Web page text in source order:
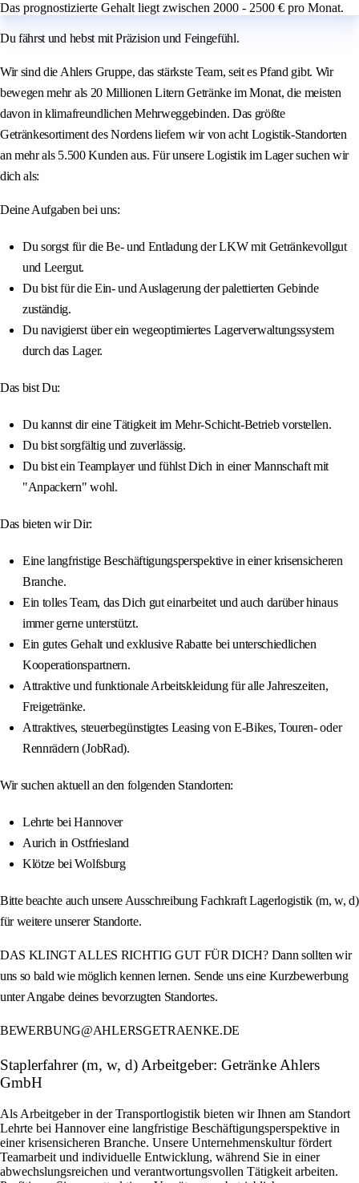
Das prognostizierte Gehalt liegt zwischen 2000 - 2500 € pro Monat.
Du fährst und hebst mit Präzision und Feingefühl.
Wir sind die Ahlers Gruppe, das stärkste Team, seit es Pfand gibt. Wir
bewegen mehr als 20 Millionen Litern Getränke im Monat, die meisten
davon in klimafreundlichen Mehrweggebinden. Das größte
Getränkesortiment des Nordens liefern wir von acht Logistik-Standorten
an mehr als 5.500 Kunden aus. Für unsere Logistik im Lager suchen wir
dich als:
Deine Aufgaben bei uns:
Du sorgst für die Be- und Entladung der LKW mit Getränkevollgut
und Leergut.
Du bist für die Ein- und Auslagerung der palettierten Gebinde
zuständig.
Du navigierst über ein wegeoptimiertes Lagerverwaltungssystem
durch das Lager.
Das bist Du:
Du kannst dir eine Tätigkeit im Mehr-Schicht-Betrieb vorstellen.
Du bist sorgfältig und zuverlässig.
Du bist ein Teamplayer und fühlst Dich in einer Mannschaft mit
"Anpackern" wohl.
Das bieten wir Dir:
Eine langfristige Beschäftigungsperspektive in einer krisensicheren
Branche.
Ein tolles Team, das Dich gut einarbeitet und auch darüber hinaus
immer gerne unterstützt.
Ein gutes Gehalt und exklusive Rabatte bei unterschiedlichen
Kooperationspartnern.
Attraktive und funktionale Arbeitskleidung für alle Jahreszeiten,
Freigetränke.
Attraktives, steuerbegünstigtes Leasing von E-Bikes, Touren- oder
Rennrädern (JobRad).
Wir suchen aktuell an den folgenden Standorten:
Lehrte bei Hannover
Aurich in Ostfriesland
Klötze bei Wolfsburg
Bitte beachte auch unsere Ausschreibung Fachkraft Lagerlogistik (m, w, d)
für weitere unserer Standorte.
DAS KLINGT ALLES RICHTIG GUT FÜR DICH? Dann sollten wir
uns so bald wie möglich kennen lernen. Sende uns eine Kurzbewerbung
unter Angabe deines bevorzugten Standortes.
BEWERBUNG@AHLERSGETRAENKE.DE
Staplerfahrer (m, w, d) Arbeitgeber: Getränke Ahlers
GmbH
Als Arbeitgeber in der Transportlogistik bieten wir Ihnen am Standort
Lehrte bei Hannover eine langfristige Beschäftigungsperspektive in
einer krisensicheren Branche. Unsere Unternehmenskultur fördert
Teamarbeit und individuelle Entwicklung, während Sie in einer
abwechslungsreichen und verantwortungsvollen Tätigkeit arbeiten.